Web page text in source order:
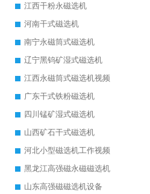
江西干粉永磁选机
河南干式磁选机
南宁永磁筒式磁选机
辽宁黑钨矿湿式磁选机
江西永磁筒式磁选机视频
广东干式铁粉磁选机
四川锰矿湿式磁选机
山西矿石干式磁选机
河北小型磁选机工作视频
黑龙江高强磁永磁磁选机
山东高强磁磁选机设备